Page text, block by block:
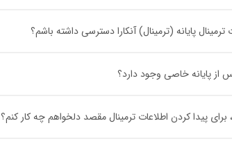
پایانه (ترمینال) آنکارا دسترسی داشته باشم؟
از پایانه خاصی وجود دارد؟
پیدا کردن اطلاعات ترمینال مقصد دلخواهم چه کار کنم؟